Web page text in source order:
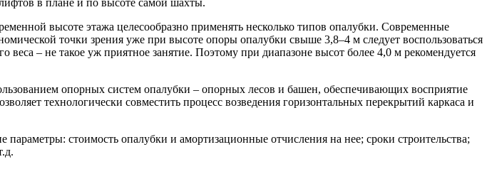
высоте этажа целесообразно применять несколько типов опалубки. Современные
точки зрения уже при высоте опоры опалубки свыше 3,8–4 м следует воспользоваться
– не такое уж приятное занятие. Поэтому при диапазоне высот более 4,0 м рекомендуется
опорных систем опалубки – опорных лесов и башен, обеспечивающих восприятие
технологически совместить процесс возведения горизонтальных перекрытий каркаса и
стоимость опалубки и амортизационные отчисления на нее; сроки строительства;